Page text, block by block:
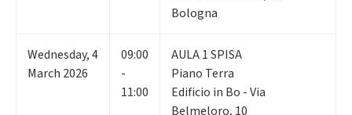
Bologna
Wednesday,4
March 2026
09:00
-
11:00
AULA 1 SPISA
Piano Terra
Edificio in Bo - Via
Belmeloro, 10